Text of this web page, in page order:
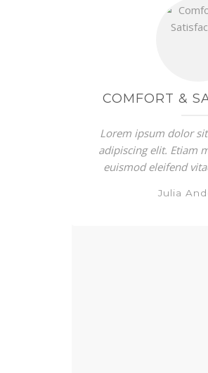
COMFORT &
Lorem ipsum dolor
adipiscing elit. Etiam
euismod eleifend
Julia